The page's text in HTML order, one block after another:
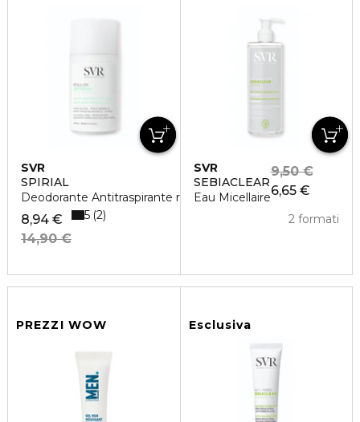
SVR
SPIRIAL
Deodorante Antitraspirante roll-on
8,94 €
14,90 €
5 2
SVR
SEBIACLEAR
Eau Micellaire6,65 €
9,50 €
2 formati
PREZZI WOW Esclusiva